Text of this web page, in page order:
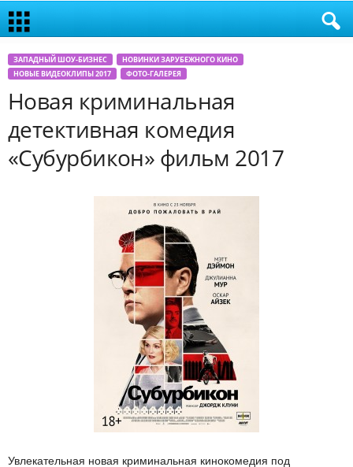
ЗАПАДНЫЙ ШОУ-БИЗНЕС
НОВИНКИ ЗАРУБЕЖНОГО КИНО
НОВЫЕ ВИДЕОКЛИПЫ 2017
ФОТО-ГАЛЕРЕЯ
Новая криминальная
детективная комедия
«Субурбикон» фильм 2017
Увлекательная новая криминальная кинокомедия под